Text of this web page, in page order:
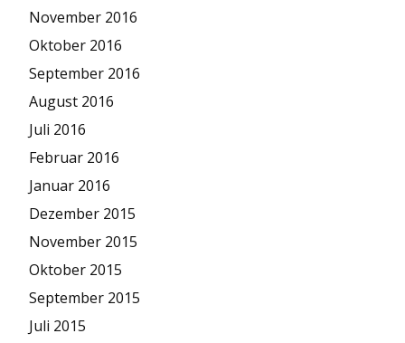
November 2016
Oktober 2016
September 2016
August 2016
Juli 2016
Februar 2016
Januar 2016
Dezember 2015
November 2015
Oktober 2015
September 2015
Juli 2015